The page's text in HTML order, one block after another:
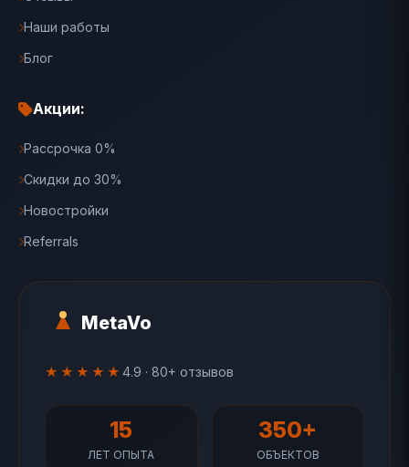
MetaVo
★★★★★ 4.9 · 80+ отзывов
15
ЛЕТ ОПЫТА
350+
ОБЪЕКТОВ
Наши работы
Блог
Акции:
Рассрочка 0%
Скидки до 30%
Новостройки
Referrals